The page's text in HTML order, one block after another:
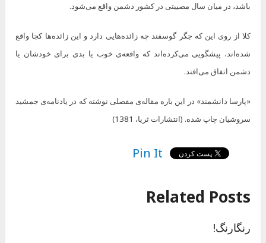
باشد، در میان سال مصیبتی در کشور دشمن واقع می‌شود.
کلا از روی این که جگر گوسفند چه زائده‌هایی دارد و این زائده‌ها کجا واقع
شده‌اند، پیشگویی می‌کرده‌اند که واقعه‌ی خوب یا بدی برای خودشان یا
دشمن اتفاق می‌افتد.
«پارسا دانشمند» در این باره مقاله‌ی مفصلی نوشته که در یادنامه‌ی جمشید
سروشیان چاپ شده. (انتشارات ثریا، 1381)
Pin It
Related Posts
رنگارنگ!